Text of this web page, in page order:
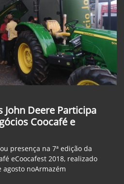
John Deere Participa
Coocafé e
presença na 7ª edição da
eCoocafest 2018, realizado
agosto noArmazém